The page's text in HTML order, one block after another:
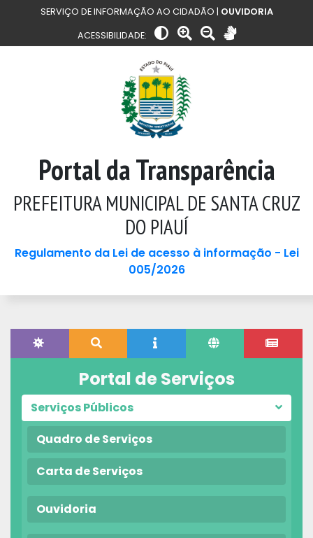
SERVIÇO DE INFORMAÇÃO AO CIDADÃO | OUVIDORIA
ACESSIBILIDADE:
Portal da Transparência
PREFEITURA MUNICIPAL DE SANTA CRUZ
DO PIAUÍ
Regulamento da Lei de acesso à informação - Lei
005/2026
Portal de Serviços
Serviços Públicos
Quadro de Serviços
Carta de Serviços
Ouvidoria